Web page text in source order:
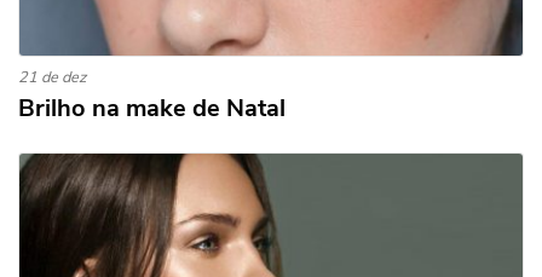
21 de dez
Brilho na make de Natal